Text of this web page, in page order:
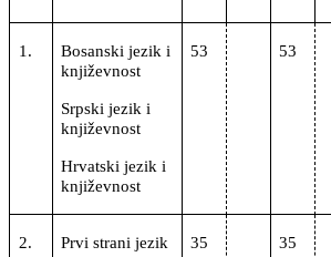
1.
Bosanski jezik i
književnost
Srpski jezik i
književnost
Hrvatski jezik i
književnost
53 53
2. Prvi strani jezik 35 35